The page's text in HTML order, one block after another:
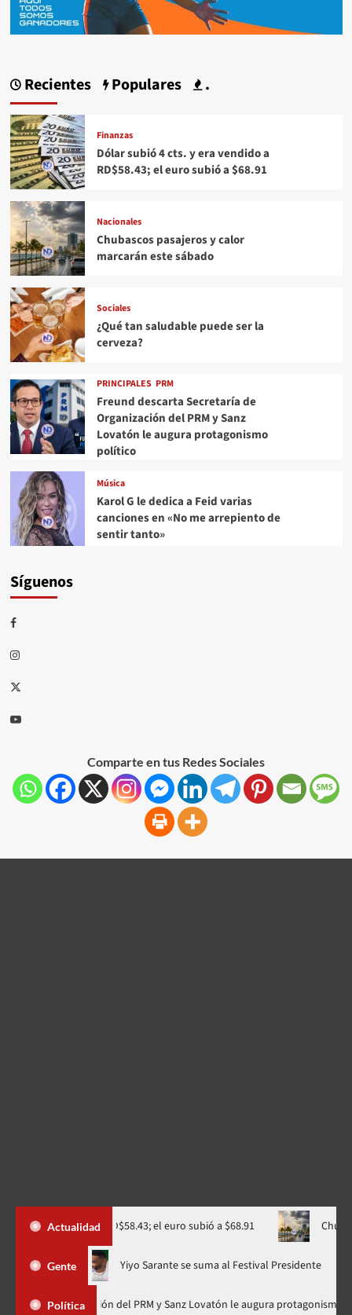
Recientes Populares .
Finanzas
Dólar subió 4 cts. y era vendido a
RD$58.43; el euro subió a $68.91
Nacionales
Chubascos pasajeros y calor
marcarán este sábado
Sociales
¿Qué tan saludable puede ser la
cerveza?
PRINCIPALES PRM
Freund descarta Secretaría de
Organización del PRM y Sanz
Lovatón le augura protagonismo
político
Música
Karol G le dedica a Feid varias
canciones en «No me arrepiento de
sentir tanto»
Síguenos
Comparte en tus Redes Sociales
Actualidad
vendido a RD$58.43; el euro subió a $68.91 Chubascos
Gente
en nuevo horario Yiyo Sarante se suma al Festival
Políticadel PRM y Sanz Lovatón le augura protagonismo político